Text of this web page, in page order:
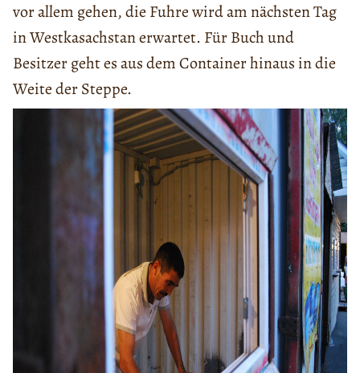
vor allem gehen, die Fuhre wird am nächsten Tag
in Westkasachstan erwartet. Für Buch und
Besitzer geht es aus dem Container hinaus in die
Weite der Steppe.